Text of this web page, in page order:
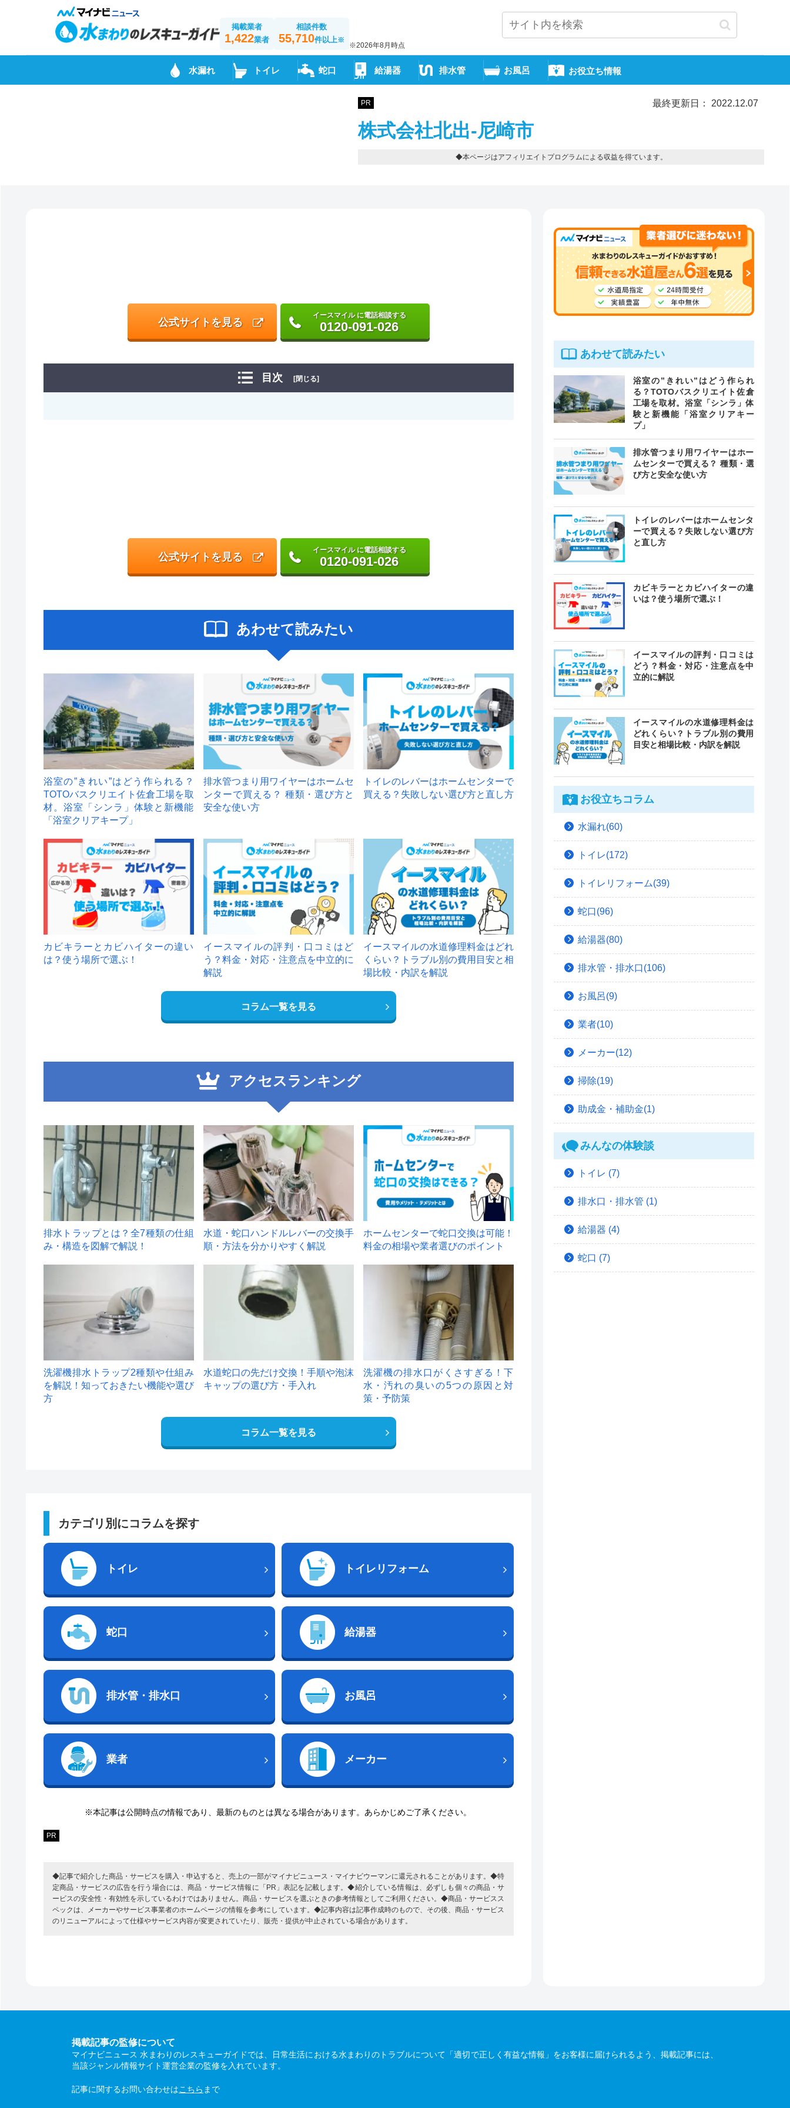
掲載業者
1,422業者
相談件数
55,710件以上※
※2026年8月時点
水漏れ トイレ 蛇口 給湯器 排水管 お風呂 お役立ち情報
PR 最終更新日： 2022.12.07
株式会社北出-尼崎市
◆本ページはアフィリエイトプログラムによる収益を得ています。
公式サイトを見る
イースマイル に電話相談する
0120-091-026
目次 [閉じる]
公式サイトを見る
イースマイル に電話相談する
0120-091-026
あわせて読みたい
浴室の”きれい”はどう作られる？
TOTOバスクリエイト佐倉工場を取
材。浴室「シンラ」体験と新機能
「浴室クリアキープ」
排水管つまり用ワイヤーはホームセ
ンターで買える？ 種類・選び方と
安全な使い方
トイレのレバーはホームセンターで
買える？失敗しない選び方と直し方
カビキラーとカビハイターの違い
は？使う場所で選ぶ！
イースマイルの評判・口コミはど
う？料金・対応・注意点を中立的に
解説
イースマイルの水道修理料金はどれ
くらい？トラブル別の費用目安と相
場比較・内訳を解説
コラム一覧を見る
アクセスランキング
1
排水トラップとは？全7種類の仕組
み・構造を図解で解説！
2
水道・蛇口ハンドルレバーの交換手
順・方法を分かりやすく解説
ホームセンターで蛇口交換は可能！
料金の相場や業者選びのポイント
洗濯機排水トラップ2種類や仕組み
を解説！知っておきたい機能や選び
方
水道蛇口の先だけ交換！手順や泡沫
キャップの選び方・手入れ
洗濯機の排水口がくさすぎる！下
水・汚れの臭いの5つの原因と対
策・予防策
コラム一覧を見る
カテゴリ別にコラムを探す
トイレ トイレリフォーム
蛇口 給湯器
排水管・排水口 お風呂
業者 メーカー
※本記事は公開時点の情報であり、最新のものとは異なる場合があります。あらかじめご了承ください。
PR
◆記事で紹介した商品・サービスを購入・申込すると、売上の一部がマイナビニュース・マイナビウーマンに還元されることがあります。◆特
定商品・サービスの広告を行う場合には、商品・サービス情報に「PR」表記を記載します。◆紹介している情報は、必ずしも個々の商品・サ
ービスの安全性・有効性を示しているわけではありません。商品・サービスを選ぶときの参考情報としてご利用ください。◆商品・サービスス
ペックは、メーカーやサービス事業者のホームページの情報を参考にしています。◆記事内容は記事作成時のもので、その後、商品・サービス
のリニューアルによって仕様やサービス内容が変更されていたり、販売・提供が中止されている場合があります。
あわせて読みたい
浴室の”きれい”はどう作られ
る？TOTOバスクリエイト佐倉
工場を取材。浴室「シンラ」体
験と新機能「浴室クリアキー
プ」
排水管つまり用ワイヤーはホー
ムセンターで買える？ 種類・選
び方と安全な使い方
トイレのレバーはホームセンタ
ーで買える？失敗しない選び方
と直し方
カビキラーとカビハイターの違
いは？使う場所で選ぶ！
イースマイルの評判・口コミは
どう？料金・対応・注意点を中
立的に解説
イースマイルの水道修理料金は
どれくらい？トラブル別の費用
目安と相場比較・内訳を解説
お役立ちコラム
水漏れ(60)
トイレ(172)
トイレリフォーム(39)
蛇口(96)
給湯器(80)
排水管・排水口(106)
お風呂(9)
業者(10)
メーカー(12)
掃除(19)
助成金・補助金(1)
みんなの体験談
トイレ (7)
排水口・排水管 (1)
給湯器 (4)
蛇口 (7)
掲載記事の監修について
マイナビニュース 水まわりのレスキューガイドでは、日常生活における水まわりのトラブルについて「適切で正しく有益な情報」をお客様に届けられるよう、掲載記事には、
当該ジャンル情報サイト運営企業の監修を入れています。
記事に関するお問い合わせはこちら まで